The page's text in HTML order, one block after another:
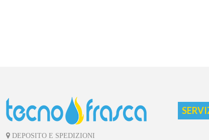
DEPOSITO E SPEDIZIONI